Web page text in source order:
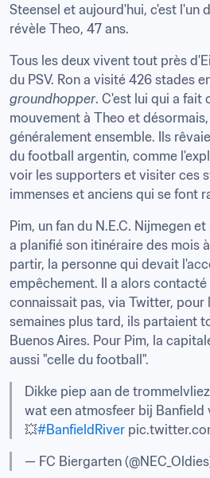
Steensel et aujourd'hui, c'est l'un
révèle Theo, 47 ans.
Tous les deux vivent tout près
groundhopper. C'est lui qui a fait
mouvement à Theo et
généralement ensemble. Ils
du football argentin, comme
voir les supporters et visiter ces
immenses et anciens qui se font
Pim, un fan du N.E.C. Nijmegen
a planifié son itinéraire des mois
partir, la personne qui devait
empêchement. Il a alors
connaissait pas, via Twitter, pour
semaines plus tard, ils partaient
Buenos Aires. Pour Pim, la
aussi "celle du football".
Dikke piep aan de
wat een atmosfeer bij Banfield
💥#BanfieldRiver
— FC Biergarten